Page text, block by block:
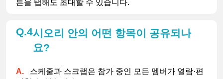
튼을 탭해도 초대할 수 있습니다.
4시오리 안의 어떤 항목이 공유되나
요?
스케줄과 스크랩은 참가 중인 모든 멤버가 열람·편